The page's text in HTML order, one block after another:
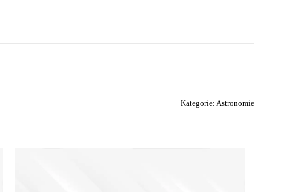
Kategorie: Astronomie